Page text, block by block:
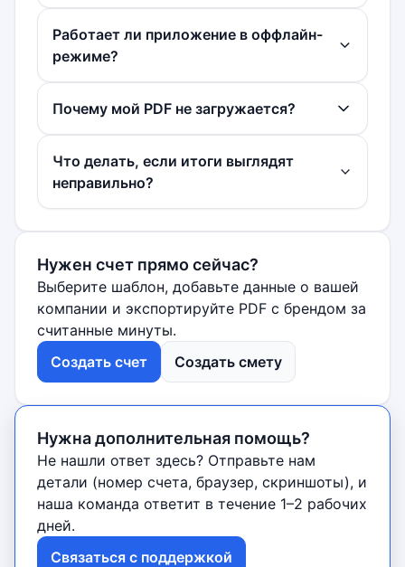
Работает ли приложение в оффлайн-
режиме?
Почему мой PDF не загружается?
Что делать, если итоги выглядят
неправильно?
Нужен счет прямо сейчас?
Выберите шаблон, добавьте данные о вашей
компании и экспортируйте PDF с брендом за
считанные минуты.
Создать счет
Создать смету
Нужна дополнительная помощь?
Не нашли ответ здесь? Отправьте нам
детали (номер счета, браузер, скриншоты), и
наша команда ответит в течение 1–2 рабочих
дней.
Связаться с поддержкой